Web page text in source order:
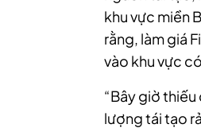
khu vực miền
rằng, làm giá
vào khu vực
“Bây giờ
lượng tái tạo